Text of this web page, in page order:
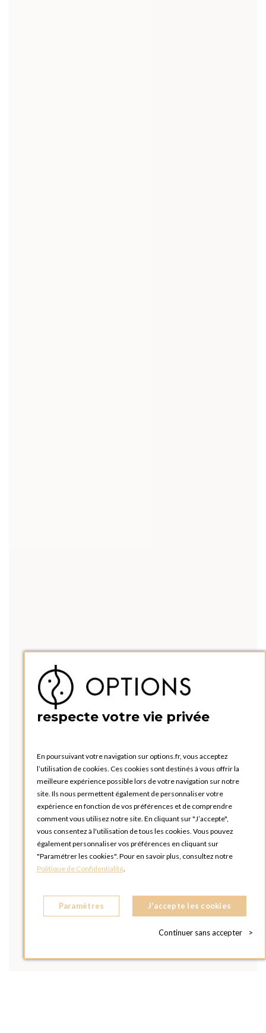
respecte votre vie privée
En poursuivant votre navigation sur options.fr, vous acceptez
l’utilisation de cookies. Ces cookies sont destinés à vous offrir la
meilleure expérience possible lors de votre navigation sur notre
site. Ils nous permettent également de personnaliser votre
expérience en fonction de vos préférences et de comprendre
comment vous utilisez notre site. En cliquant sur "J’accepte",
vous consentez à l'utilisation de tous les cookies. Vous pouvez
également personnaliser vos préférences en cliquant sur
"Paramétrer les cookies". Pour en savoir plus, consultez notre
Politique de Confidentialité.
Paramètres J'accepte les cookies
Continuer sans accepter >